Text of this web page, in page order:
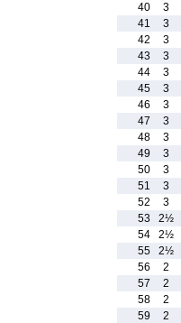
40
3
41
3
42
3
43
3
44
3
45
3
46
3
47
3
48
3
49
3
50
3
51
3
52
3
53
2½
54
2½
55
2½
56
2
57
2
58
2
59
2